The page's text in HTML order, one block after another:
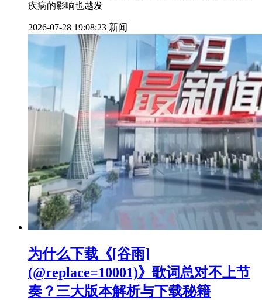
疾病的影响也越发
2026-07-28 19:08:23 新闻
为什么下载《[谷雨]
(@replace=10001)》歌词总对不上节
奏？三大版本解析与下载秘籍